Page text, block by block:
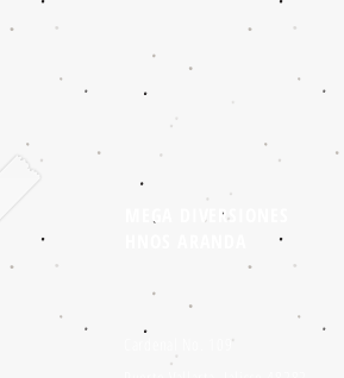
MEGA DIVERSIONES
Cardenal No. 109